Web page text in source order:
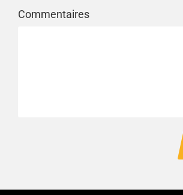
Commentaires